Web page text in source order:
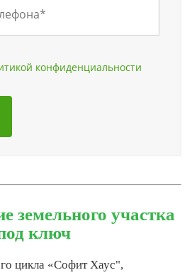
конфиденциальности
земельного участка
ключ
цикла «Софит Хаус",